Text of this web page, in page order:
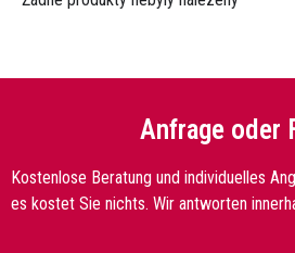
Anfrage oder
Kostenlose Beratung und individuelles
es kostet Sie nichts. Wir antworten